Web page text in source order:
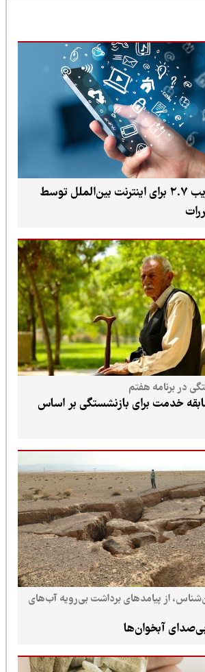
تکذیب اعمال ضریب ۲.۷ برای اینترنت بین‌الملل توسط
برنامه هفتم
خدمت برای بازنشستگی بر اساس
از پیامدهای برداشت بی‌رویه آب‌های
آبخوان‌ها